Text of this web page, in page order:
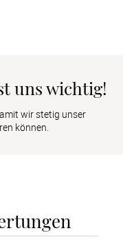
uns wichtig!
wir stetig unser
können.